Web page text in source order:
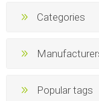
Categories
Popular tags